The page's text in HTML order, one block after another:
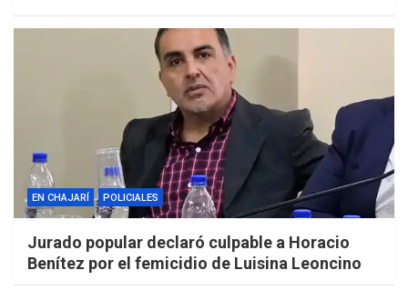
EN CHAJARÍ POLICIALES
Jurado popular declaró culpable a Horacio
Benítez por el femicidio de Luisina Leoncino